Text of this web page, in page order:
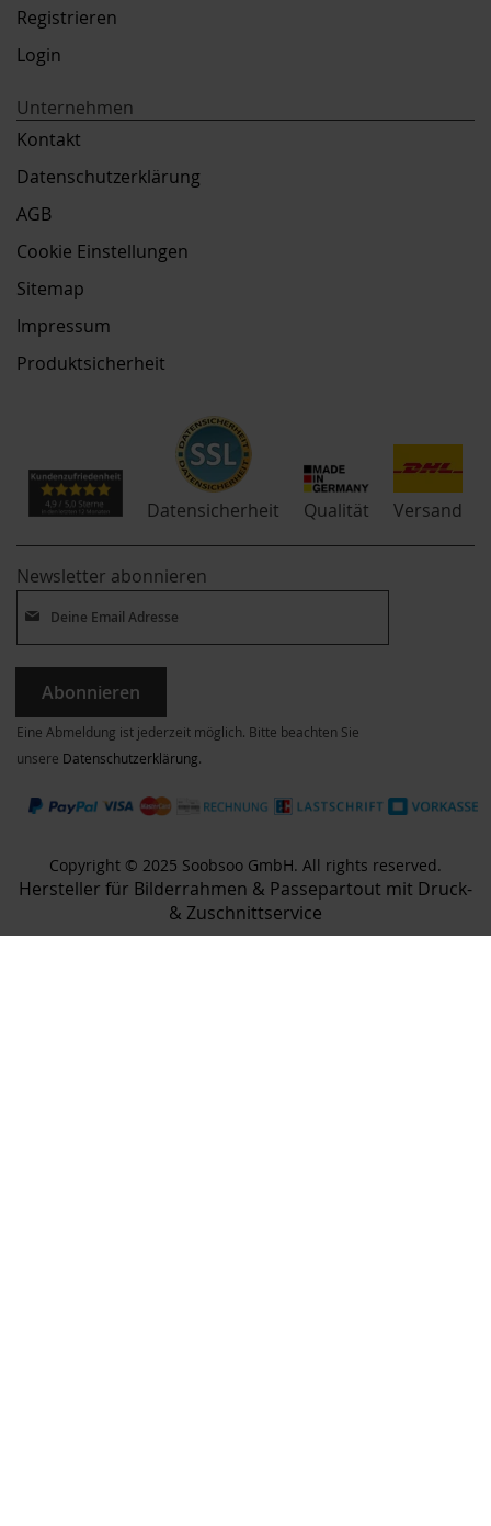
Registrieren
Login
Unternehmen
Kontakt
Datenschutzerklärung
AGB
Cookie Einstellungen
Sitemap
Impressum
Produktsicherheit
Datensicherheit Qualität Versand
Newsletter abonnieren
Abonnieren
Eine Abmeldung ist jederzeit möglich. Bitte beachten Sie
unsere Datenschutzerklärung.
Copyright © 2025 Soobsoo GmbH. All rights reserved.
Hersteller für Bilderrahmen & Passepartout mit Druck-
& Zuschnittservice